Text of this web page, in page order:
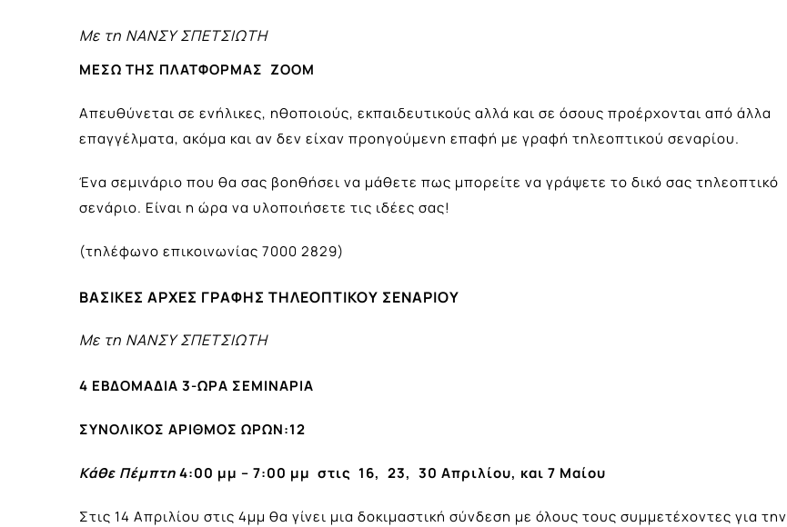
Με τη ΝΑΝΣΥ ΣΠΕΤΣΙΩΤΗ
ΜΕΣΩ ΤΗΣ ΠΛΑΤΦΟΡΜΑΣ ZOOM
Απευθύνεται σε ενήλικες, ηθοποιούς, εκπαιδευτικούς αλλά και σε όσους προέρχονται από άλλα
επαγγέλματα, ακόμα και αν δεν είχαν προηγούμενη επαφή με γραφή τηλεοπτικού σεναρίου.
Ένα σεμινάριο που θα σας βοηθήσει να μάθετε πως μπορείτε να γράψετε το δικό σας τηλεοπτικό
σενάριο. Είναι η ώρα να υλοποιήσετε τις ιδέες σας!
(τηλέφωνο επικοινωνίας 7000 2829)
ΒΑΣΙΚΕΣ ΑΡΧΕΣ ΓΡΑΦΗΣ ΤΗΛΕΟΠΤΙΚΟΥ ΣΕΝΑΡΙΟΥ
Με τη ΝΑΝΣΥ ΣΠΕΤΣΙΩΤΗ
4 ΕΒΔΟΜΑΔΙΑ 3-ΩΡΑ ΣΕΜΙΝΑΡΙΑ
ΣΥΝΟΛΙΚΟΣ ΑΡΙΘΜΟΣ ΩΡΩΝ:12
Κάθε Πέμπτη4:00 μμ – 7:00 μμ στις 16, 23, 30 Απριλίου, και 7 Μαίου
Στις 14 Απριλίου στις 4μμ θα γίνει μια δοκιμαστική σύνδεση με όλους τους συμμετέχοντες για την